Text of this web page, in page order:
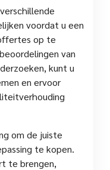
voordat u een
op te
van
kunt u
en ervoor
om de juiste
te kopen.
te brengen,